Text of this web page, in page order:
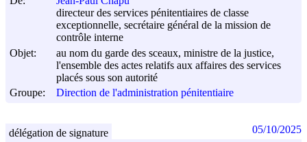
directeur des services pénitentiaires de classe
exceptionnelle, secrétaire général de la mission de
contrôle interne
Objet:
au nom du garde des sceaux, ministre de la justice,
l'ensemble des actes relatifs aux affaires des services
placés sous son autorité
Groupe:
Direction de l'administration pénitentiaire
délégation de signature 05/10/2025